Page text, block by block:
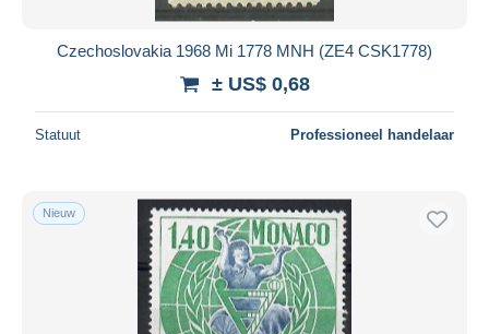
Czechoslovakia 1968 Mi 1778 MNH (ZE4 CSK1778)
± US$ 0,68
Statuut Professioneel handelaar
Nieuw